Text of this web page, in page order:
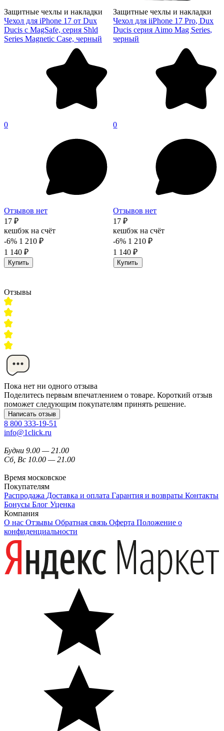
Защитные чехлы и накладки
Чехол для iPhone 17 от Dux
Ducis с MagSafe, серия Shld
Series Magnetic Case, черный
0
Отзывов нет
17 ₽
кешбэк на счёт
-6% 1 210 ₽
1 140 ₽
Купить
Защитные чехлы и накладки
Чехол для iiPhone 17 Pro, Dux
Ducis серия Aimo Mag Series,
черный
0
Отзывов нет
17 ₽
кешбэк на счёт
-6% 1 210 ₽
1 140 ₽
Купить
Отзывы
Пока нет ни одного отзыва
Поделитесь первым впечатлением о товаре. Короткий отзыв
поможет следующим покупателям принять решение.
Написать отзыв
8 800 333-19-51
info@1click.ru
Будни 9.00 — 21.00
Сб, Вс 10.00 — 21.00
Время московское
Покупателям
Распродажа Доставка и оплата Гарантия и возвраты Контакты
Бонусы Блог Уценка
Компания
О нас Отзывы Обратная связь Оферта Положение о
конфиденциальности